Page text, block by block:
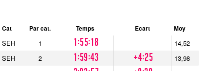
Cat Par cat. Temps Ecart Moy
SEH 1 1:55:18 14,52
SEH 2 1:59:43 +4:25 13,98